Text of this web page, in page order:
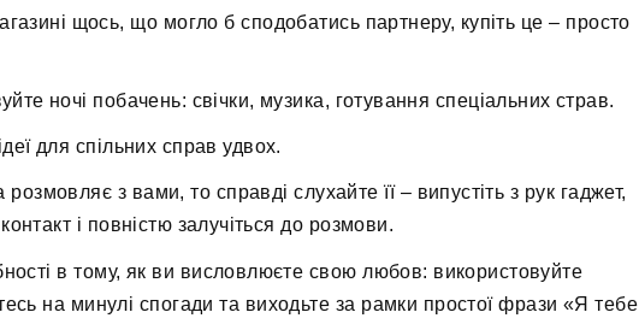
щось, що могло б сподобатись партнеру, купіть це – просто
ночі побачень: свічки, музика, готування спеціальних страв.
для спільних справ удвох.
з вами, то справді слухайте її – випустіть з рук гаджет,
і повністю залучіться до розмови.
в тому, як ви висловлюєте свою любов: використовуйте
на минулі спогади та виходьте за рамки простої фрази «Я тебе